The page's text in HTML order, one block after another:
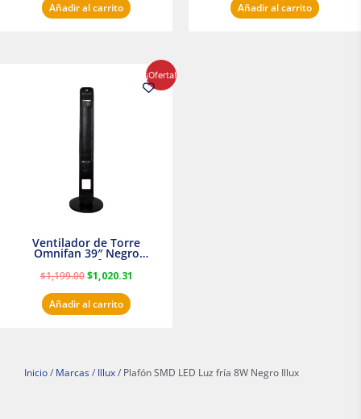
Añadir al carrito Añadir al carrito
¡Oferta!
Ventilador de Torre
Omnifan 39″ Negro
Masterfan
$1,199.00
original
era:
$1,020.31
precio
actual
Añadir al carrito
Inicio / Marcas / Illux / Plafón SMD LED Luz fría 8W Negro Illux